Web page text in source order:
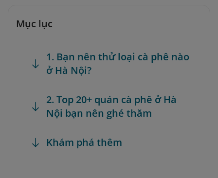
Mục lục
1. Bạn nên thử loại cà phê nào
ở Hà Nội?
2. Top 20+ quán cà phê ở Hà
Nội bạn nên ghé thăm
Khám phá thêm